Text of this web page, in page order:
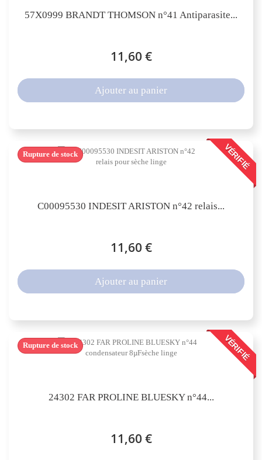
57X0999 BRANDT THOMSON n°41 Antiparasite...
11,60 €
Ajouter au panier
VÉRIFIÉ
C00095530 INDESIT ARISTON n°42 relais...
11,60 €
Rupture de stock
Ajouter au panier
VÉRIFIÉ
24302 FAR PROLINE BLUESKY n°44...
11,60 €
Rupture de stock